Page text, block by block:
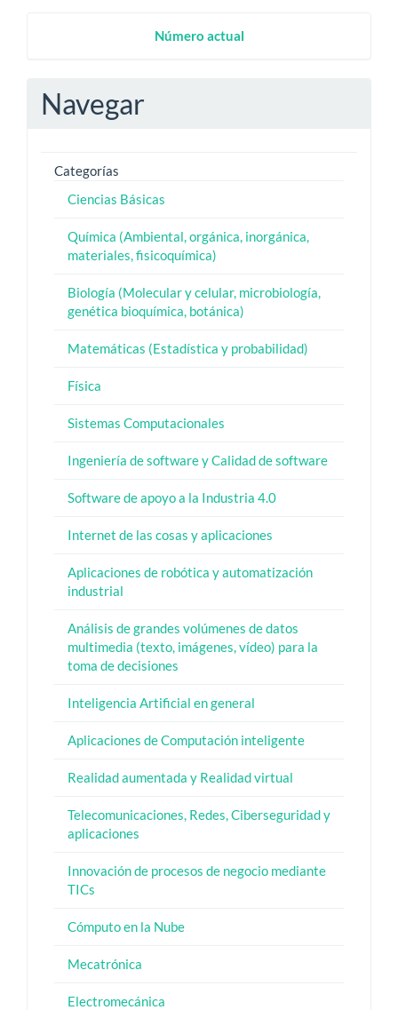
Número actual
Navegar
Categorías
Ciencias Básicas
Química (Ambiental, orgánica, inorgánica,
materiales, fisicoquímica)
Biología (Molecular y celular, microbiología,
genética bioquímica, botánica)
Matemáticas (Estadística y probabilidad)
Física
Sistemas Computacionales
Ingeniería de software y Calidad de software
Software de apoyo a la Industria 4.0
Internet de las cosas y aplicaciones
Aplicaciones de robótica y automatización
industrial
Análisis de grandes volúmenes de datos
multimedia (texto, imágenes, vídeo) para la
toma de decisiones
Inteligencia Artificial en general
Aplicaciones de Computación inteligente
Realidad aumentada y Realidad virtual
Telecomunicaciones, Redes, Ciberseguridad y
aplicaciones
Innovación de procesos de negocio mediante
TICs
Cómputo en la Nube
Mecatrónica
Electromecánica